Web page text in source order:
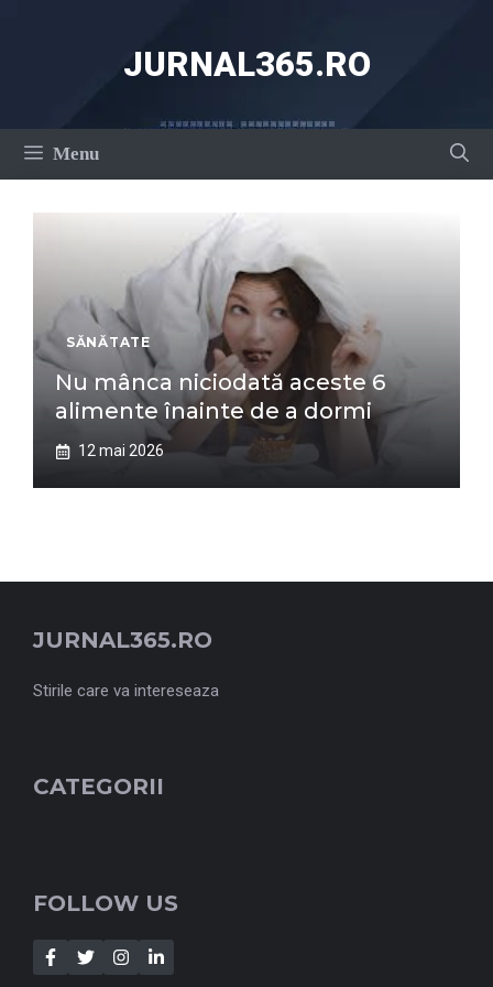
JURNAL365.RO
Menu
SĂNĂTATE
Nu mânca niciodată aceste 6
alimente înainte de a dormi
12 mai 2026
JURNAL365.RO
Stirile care va intereseaza
CATEGORII
FOLLOW US